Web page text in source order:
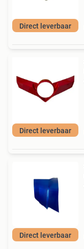
Direct leverbaar
Direct leverbaar
Direct leverbaar